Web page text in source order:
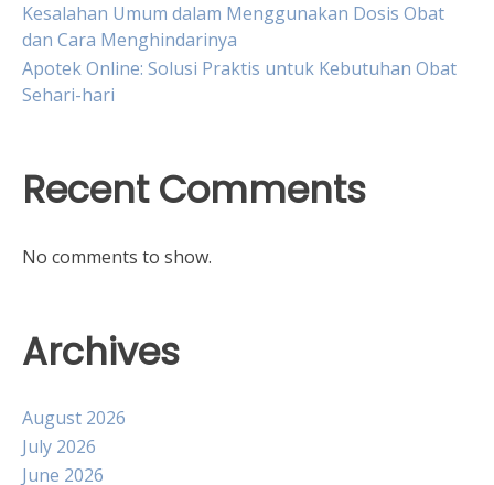
Kesalahan Umum dalam Menggunakan Dosis Obat
dan Cara Menghindarinya
Apotek Online: Solusi Praktis untuk Kebutuhan Obat
Sehari-hari
Recent Comments
No comments to show.
Archives
August 2026
July 2026
June 2026